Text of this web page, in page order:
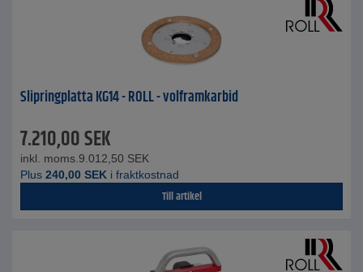
Slipringplatta KG14 - ROLL - volframkarbid
7.210,00SEK
inkl. moms. 9.012,50 SEK
Plus 240,00 SEK i fraktkostnad
Till artikel